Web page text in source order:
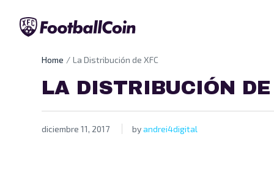
Home La Distribución de XFC
LA DISTRIBUCIÓN
diciembre 11, 2017 byandrei4digital